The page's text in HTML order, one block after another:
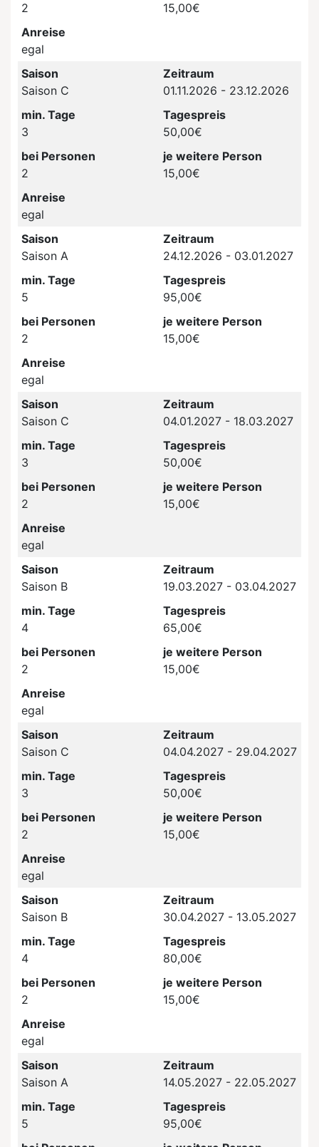
2
15,00€
Anreise
egal
Saison
Saison C
Zeitraum
01.11.2026 - 23.12.2026
min. Tage
3
Tagespreis
50,00€
bei Personen
2
je weitere Person
15,00€
Anreise
egal
Saison
Saison A
Zeitraum
24.12.2026 - 03.01.2027
min. Tage
5
Tagespreis
95,00€
bei Personen
2
je weitere Person
15,00€
Anreise
egal
Saison
Saison C
Zeitraum
04.01.2027 - 18.03.2027
min. Tage
3
Tagespreis
50,00€
bei Personen
2
je weitere Person
15,00€
Anreise
egal
Saison
Saison B
Zeitraum
19.03.2027 - 03.04.2027
min. Tage
4
Tagespreis
65,00€
bei Personen
2
je weitere Person
15,00€
Anreise
egal
Saison
Saison C
Zeitraum
04.04.2027 - 29.04.2027
min. Tage
3
Tagespreis
50,00€
bei Personen
2
je weitere Person
15,00€
Anreise
egal
Saison
Saison B
Zeitraum
30.04.2027 - 13.05.2027
min. Tage
4
Tagespreis
80,00€
bei Personen
2
je weitere Person
15,00€
Anreise
egal
Saison
Saison A
Zeitraum
14.05.2027 - 22.05.2027
min. Tage
5
Tagespreis
95,00€